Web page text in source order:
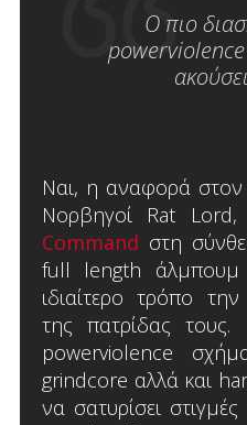
Ο πιο
Ναι, η αναφορά στον
Νορβηγοί Rat
Command στη
full length άλμπουμ
ιδιαίτερο τρόπο
της πατρίδας τους.
powerviolence
grindcore αλλά και
να σατυρίσει